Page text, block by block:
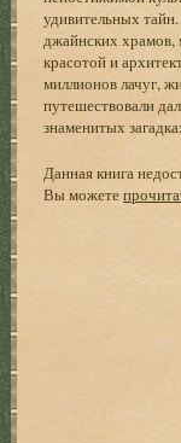
удивительных
джайнских храмов,
красотой и
миллионов лачуг,
путешествовали
знаменитых
Данная книга
Вы можете